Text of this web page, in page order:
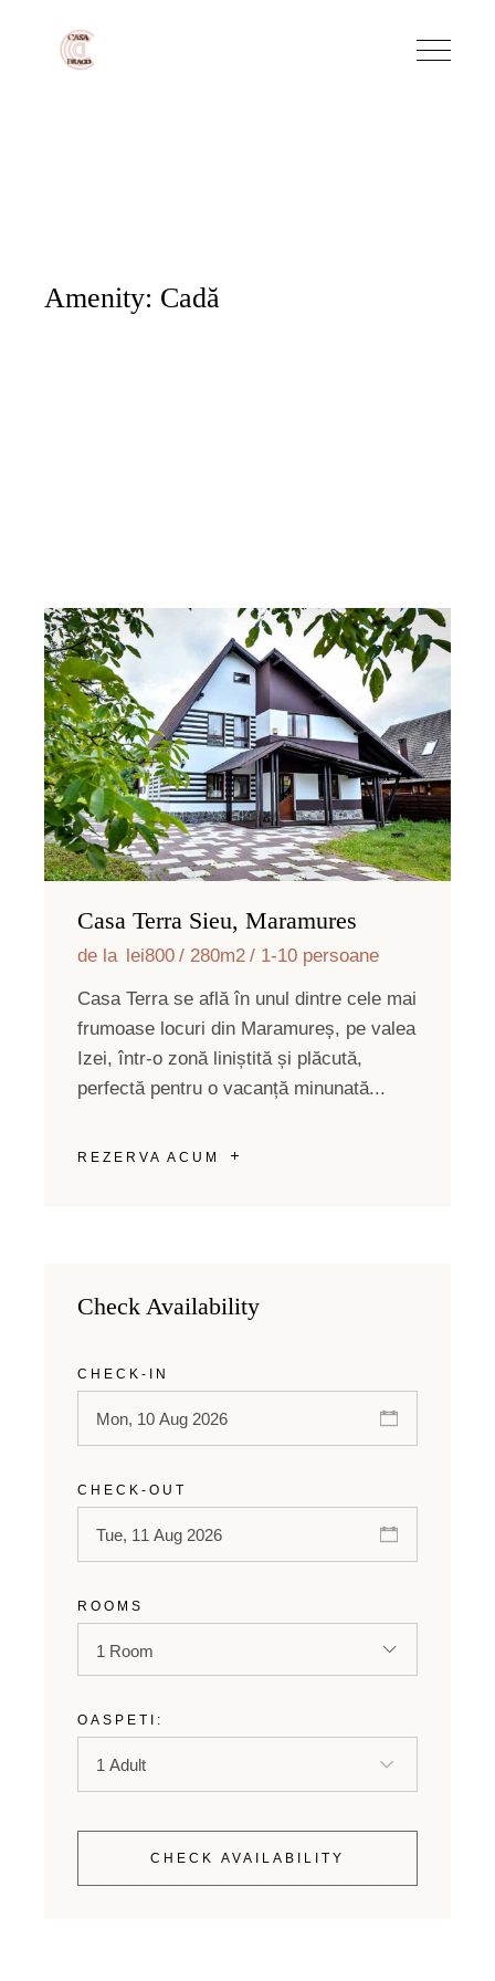
Amenity: Cadă
Casa Terra Sieu, Maramures
de la lei800 280m2 1-10 persoane
Casa Terra se află în unul dintre cele mai
frumoase locuri din Maramureș, pe valea
Izei, într-o zonă liniștită și plăcută,
perfectă pentru o vacanță minunată...
REZERVA ACUM
Check Availability
CHECK-IN
CHECK-OUT
ROOMS
1 Room
OASPETI:
CHECK AVAILABILITY